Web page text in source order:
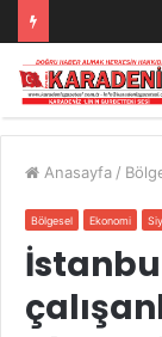
Anasayfa /
Bölgesel Ekonomi